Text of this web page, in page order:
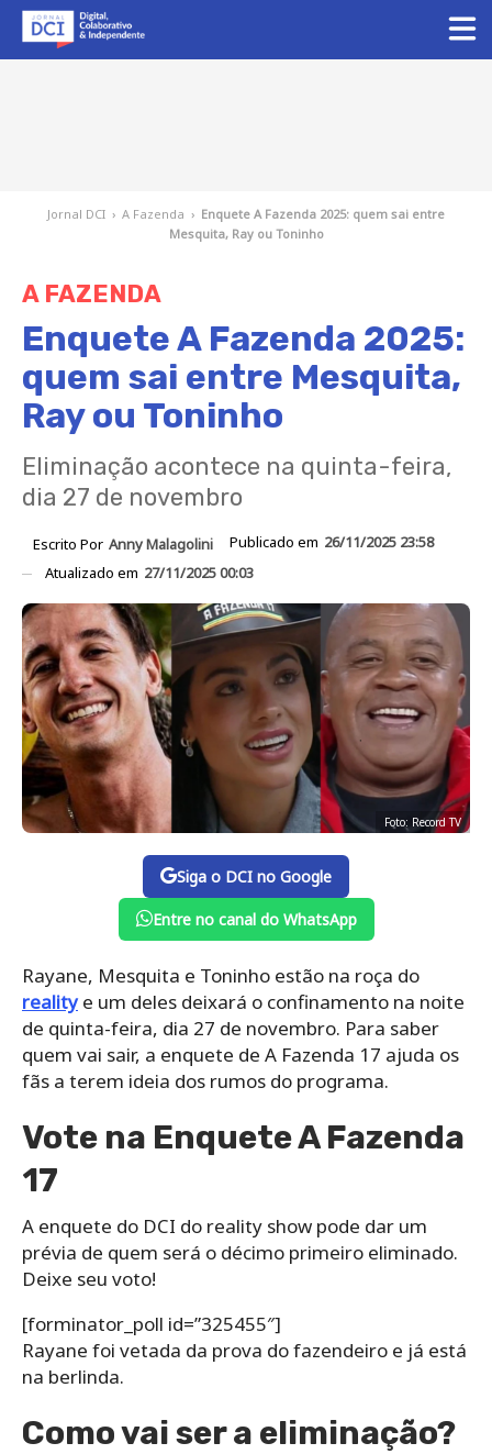
Jornal DCI › A Fazenda › Enquete A Fazenda 2025: quem sai entre
Mesquita, Ray ou Toninho
A FAZENDA
Enquete A Fazenda 2025:
quem sai entre Mesquita,
Ray ou Toninho
Eliminação acontece na quinta-feira,
dia 27 de novembro
Escrito Por Anny Malagolini Publicado em 26/11/2025 23:58
Atualizado em 27/11/2025 00:03
Foto: Record TV
Siga o DCI no Google
Entre no canal do WhatsApp
Rayane, Mesquita e Toninho estão na roça do
realitye um deles deixará o confinamento na noite
de quinta-feira, dia 27 de novembro. Para saber
quem vai sair, a enquete de A Fazenda 17 ajuda os
fãs a terem ideia dos rumos do programa.
Vote na Enquete A Fazenda
17
A enquete do DCI do reality show pode dar um
prévia de quem será o décimo primeiro eliminado.
Deixe seu voto!
[forminator_poll id=”325455″]
Rayane foi vetada da prova do fazendeiro e já está
na berlinda.
Como vai ser a eliminação?